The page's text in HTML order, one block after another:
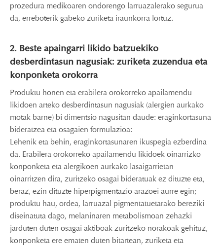
prozedura medikoaren ondorengo larruazalerako segurua
da, erreboterik gabeko zuriketa iraunkorra lortuz.
2. Beste apaingarri likido batzuekiko
desberdintasun nagusiak: zuriketa zuzendua eta
konponketa orokorra
Produktu honen eta erabilera orokorreko apailamendu
likidoen arteko desberdintasun nagusiak (alergien aurkako
motak barne) bi dimentsio nagusitan daude: eraginkortasuna
bideratzea eta osagaien formulazioa:
Lehenik eta behin, eraginkortasunaren ikuspegia ezberdina
da. Erabilera orokorreko apailamendu likidoek oinarrizko
konponketa eta alergikoen aurkako lasaigarrietan
oinarritzen dira, zuritzeko osagai bideratuak ez dituzte eta,
beraz, ezin dituzte hiperpigmentazio arazoei aurre egin;
produktu hau, ordea, larruazal pigmentatuetarako bereziki
diseinatuta dago, melaninaren metabolismoan zehazki
jarduten duten osagai aktiboak zuritzeko norakoak gehituz,
konponketa ere ematen duten bitartean, zuriketa eta